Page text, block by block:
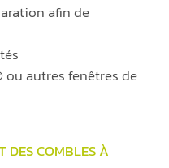
afin de
ou autres fenêtres de
DES COMBLES À